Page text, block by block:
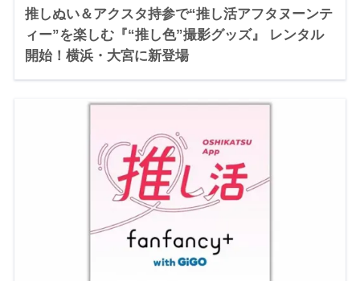
推しぬい＆アクスタ持参で“推し活アフタヌーンテ
ィー”を楽しむ『“推し色”撮影グッズ』 レンタル
開始！横浜・大宮に新登場